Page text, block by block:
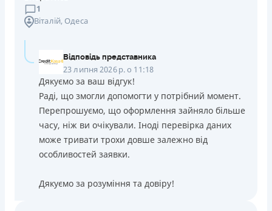
1
Віталій, Одеса
Відповідь представника
23 липня 2026 р. о 11:18
Дякуємо за ваш відгук!
Раді, що змогли допомогти у потрібний момент.
Перепрошуємо, що оформлення зайняло більше
часу, ніж ви очікували. Іноді перевірка даних
може тривати трохи довше залежно від
особливостей заявки.
Дякуємо за розуміння та довіру!